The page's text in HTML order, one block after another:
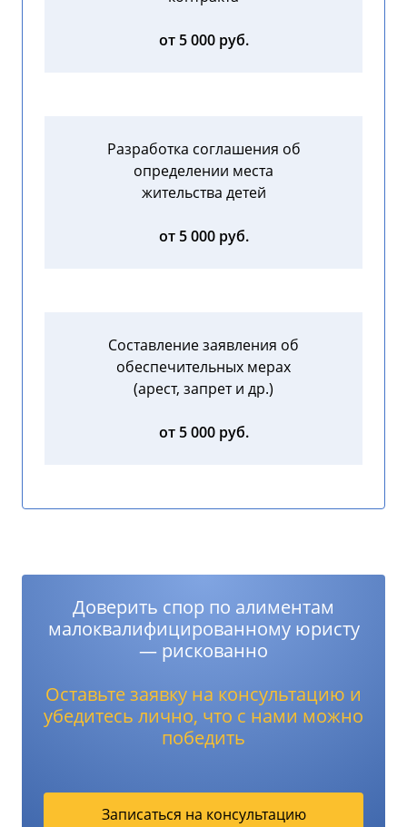
от 5 000 руб.
Разработка соглашения об
определении места
жительства детей
от 5 000 руб.
Составление заявления об
обеспечительных мерах
(арест, запрет и др.)
от 5 000 руб.
Доверить спор по алиментам
малоквалифицированному юристу
— рискованно
Оставьте заявку на консультацию и
убедитесь лично, что с нами можно
победить
Записаться на консультацию